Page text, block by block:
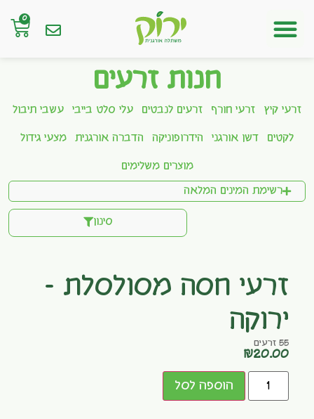
0
חנות זרעים
זרעי קיץ זרעי חורף זרעים לנבטים עלי סלט בייבי עשבי תיבול
לקטים דשן אורגני הידרופוניקה הדברה אורגנית מצעי גידול
מוצרים משלימים
רשימת המינים המלאה
סינון
זרעי חסה מסולסלת –
ירוקה
55 זרעים
₪20.00
הוספה לסל